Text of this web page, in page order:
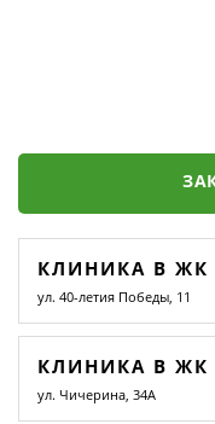
КЛИНИКА В ЖК
ул. 40-летия Победы, 11
КЛИНИКА В
ул. Чичерина, 34А